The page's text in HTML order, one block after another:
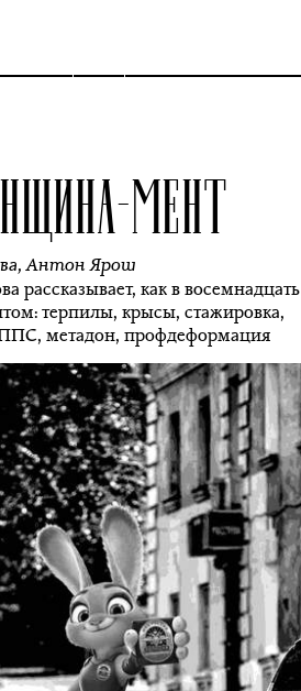
МЕНТ
,Антон Ярош
рассказывает, как в восемнадцать
терпилы, крысы, стажировка,
ППС, метадон, профдеформация